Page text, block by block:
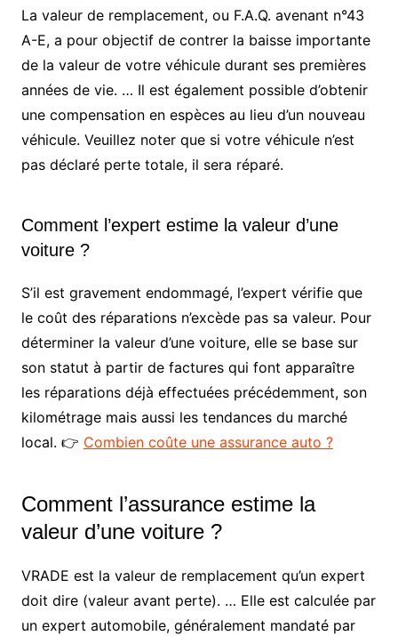
La valeur de remplacement, ou F.A.Q. avenant n°43
A-E, a pour objectif de contrer la baisse importante
de la valeur de votre véhicule durant ses premières
années de vie. … Il est également possible d’obtenir
une compensation en espèces au lieu d’un nouveau
véhicule. Veuillez noter que si votre véhicule n’est
pas déclaré perte totale, il sera réparé.
Comment l’expert estime la valeur d’une
voiture ?
S’il est gravement endommagé, l’expert vérifie que
le coût des réparations n’excède pas sa valeur. Pour
déterminer la valeur d’une voiture, elle se base sur
son statut à partir de factures qui font apparaître
les réparations déjà effectuées précédemment, son
kilométrage mais aussi les tendances du marché
local. 👉 Combien coûte une assurance auto ?
Comment l’assurance estime la
valeur d’une voiture ?
VRADE est la valeur de remplacement qu’un expert
doit dire (valeur avant perte). … Elle est calculée par
un expert automobile, généralement mandaté par